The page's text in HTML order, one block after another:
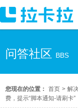
问答社区 BBS
您现在的位置： 首页 > 解
费，提示“脚本通知-请刷卡”